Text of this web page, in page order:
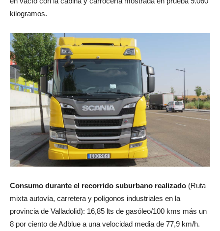
kilogramos.
Consumo durante el recorrido suburbano realizado (Ruta
mixta autovía, carretera y polígonos industriales en la
provincia de Valladolid): 16,85 lts de gasóleo/100 kms más un
8 por ciento de Adblue a una velocidad media de 77,9 km/h.